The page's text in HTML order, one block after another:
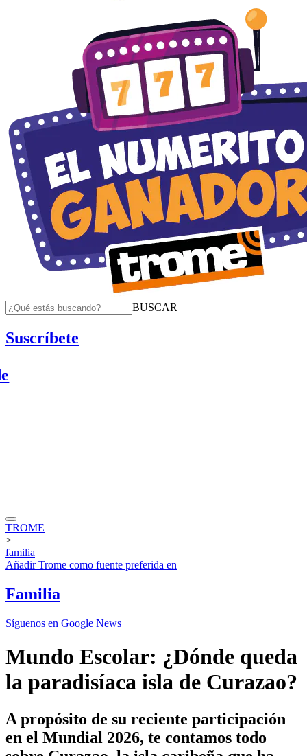
BUSCAR
Suscríbete
TROME
>
familia
AñadirTrome como fuente preferida en
Familia
Síguenos en Google News
Mundo Escolar: ¿Dónde queda
la paradisíaca isla de Curazao?
A propósito de su reciente participación
en el Mundial 2026, te contamos todo